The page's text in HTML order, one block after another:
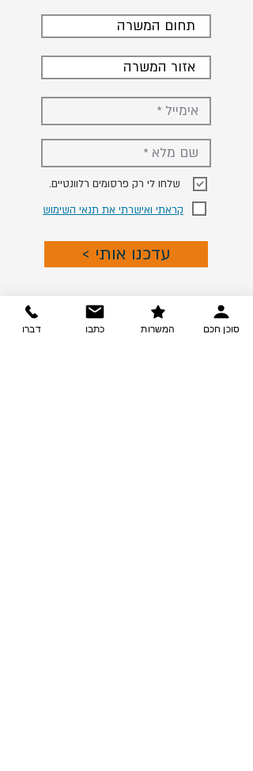
תחום המשרה
אזור המשרה
קראתי ואישרתי את תנאי השימוש
< עדכנו אותי
דברו כתבו המשרות סוכן חכם